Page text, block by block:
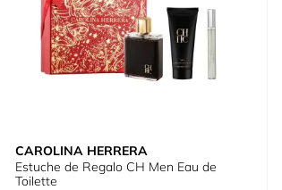
CAROLINA HERRERA
Estuche de Regalo CH Men Eau de
Toilette